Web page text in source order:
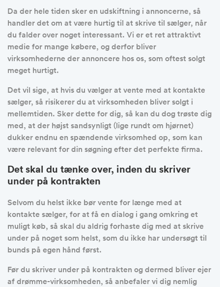
Da der hele tiden sker en udskiftning i annoncerne, så
handler det om at være hurtig til at skrive til sælger, når
du falder over noget interessant. Vi er et ret attraktivt
medie for mange købere, og derfor bliver
virksomhederne der annoncere hos os, som oftest solgt
meget hurtigt.
Det vil sige, at hvis du vælger at vente med at kontakte
sælger, så risikerer du at virksomheden bliver solgt i
mellemtiden. Sker dette for dig, så kan du dog trøste dig
med, at der højst sandsynligt (lige rundt om hjørnet)
dukker endnu en spændende virksomhed op, som kan
være relevant for din søgning efter det perfekte firma.
Det skal du tænke over, inden du skriver
under på kontrakten
Selvom du helst ikke bør vente for længe med at
kontakte sælger, for at få en dialog i gang omkring et
muligt køb, så skal du aldrig forhaste dig med at skrive
under på noget som helst, som du ikke har undersøgt til
bunds på egen hånd først.
Før du skriver under på kontrakten og dermed bliver ejer
af drømme-virksomheden, så anbefaler vi dig nemlig